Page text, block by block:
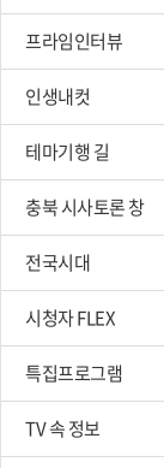
프라임인터뷰
인생내컷
테마기행 길
충북 시사토론 창
전국시대
시청자 FLEX
특집프로그램
TV 속 정보